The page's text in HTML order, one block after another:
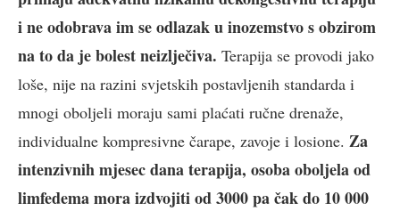
i ne odobrava im se odlazak u inozemstvo s obzirom
na to da je bolest neizlječiva. Terapija se provodi jako
loše, nije na razini svjetskih postavljenih standarda i
mnogi oboljeli moraju sami plaćati ručne drenaže,
individualne kompresivne čarape, zavoje i losione. Za
intenzivnih mjesec dana terapija, osoba oboljela od
limfedema mora izdvojiti od 3000 pa čak do 10 000